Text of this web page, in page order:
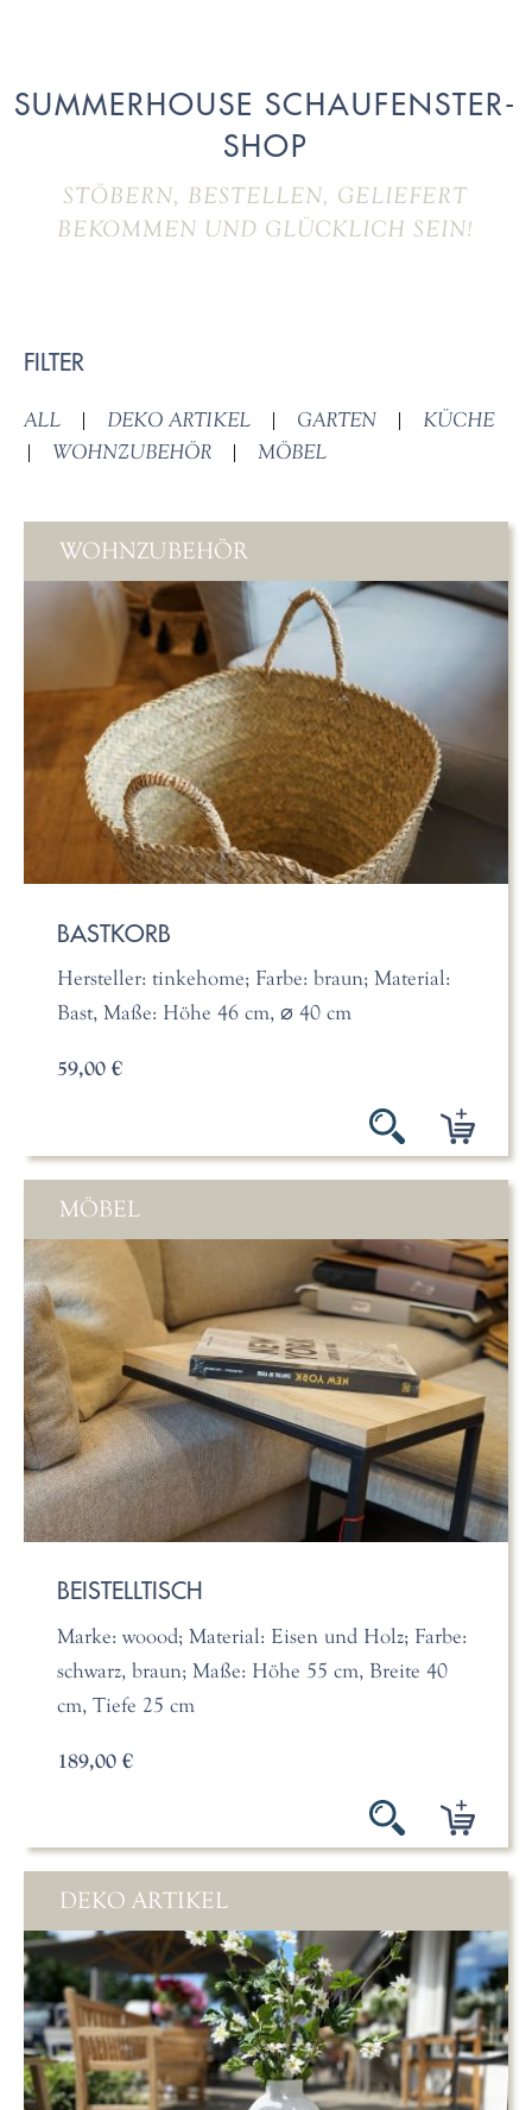
SUMMERHOUSE SCHAUFENSTER-
SHOP
STÖBERN, BESTELLEN, GELIEFERT
BEKOMMEN UND GLÜCKLICH SEIN!
FILTER
ALL | DEKO ARTIKEL | GARTEN |
KÜCHE
|
WOHNZUBEHÖR | MÖBEL
WOHNZUBEHÖR
BASTKORB
Hersteller: tinkehome; Farbe: braun; Material:
Bast, Maße: Höhe 46 cm, ⌀ 40 cm
59,00 €
MÖBEL
BEISTELLTISCH
Marke: woood; Material: Eisen und Holz; Farbe:
schwarz, braun; Maße: Höhe 55 cm, Breite 40
cm, Tiefe 25 cm
189,00 €
DEKO ARTIKEL